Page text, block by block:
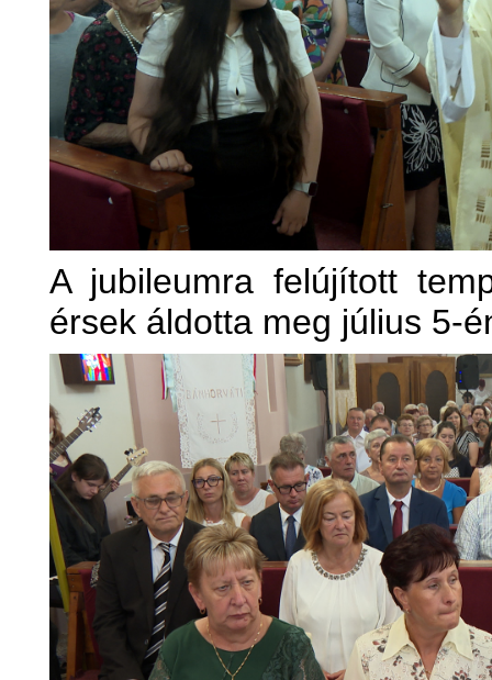
A jubileumra felújított
érsek áldotta meg július 5-